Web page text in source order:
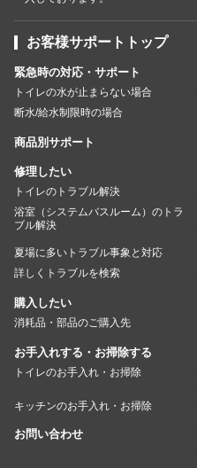
お客様サポートトップ
緊急時の対応・サポート
トイレの水が止まらない場合
断水/給水制限時の場合
商品別サポート
修理したい
トイレのトラブル解決
浴室（システムバスルーム）のトラ
ブル解決
夏場に多いトラブル事象と対応
詳しくトラブルを検索
購入したい
消耗品・部品のご購入先
お手入れする・お掃除する
トイレのお手入れ・お掃除
キッチンのお手入れ・お掃除
お問い合わせ